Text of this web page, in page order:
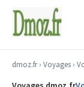
dmoz.fr› Voyages ›